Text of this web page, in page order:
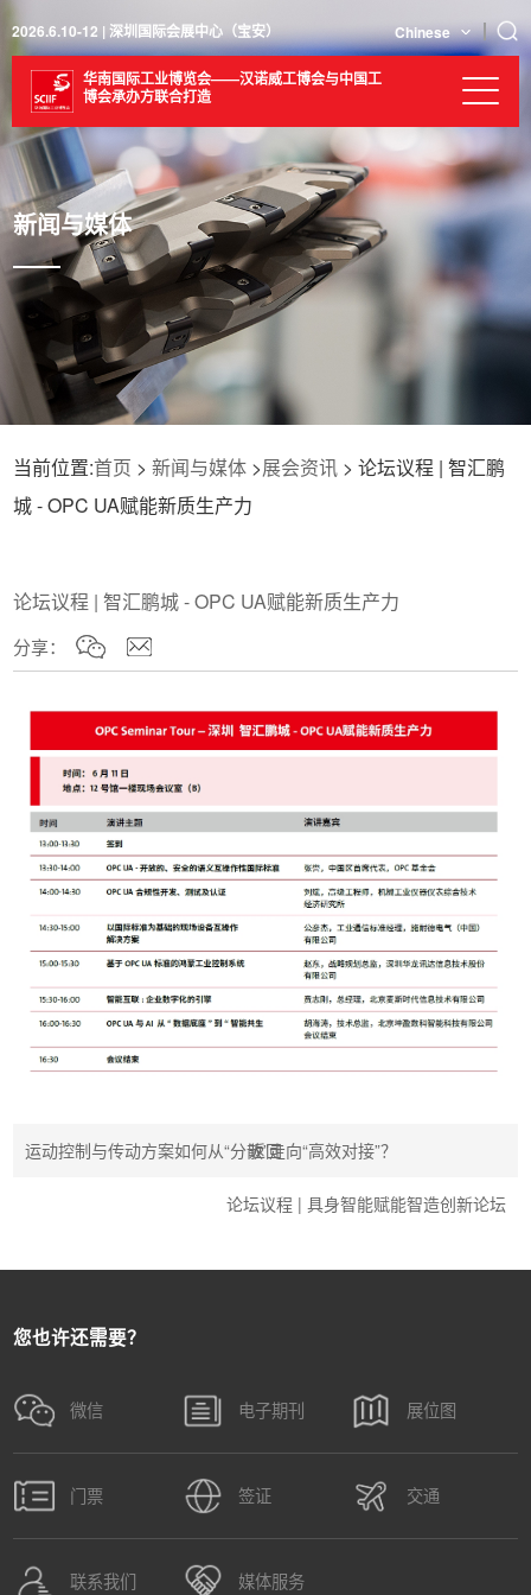
2026.6.10-12 | 深圳国际会展中心（宝安） Chinese
华南国际工业博览会——汉诺威工博会与中国工
博会承办方联合打造
新闻与媒体
当前位置:首页 >新闻与媒体 >展会资讯 > 论坛议程 | 智汇鹏
城 - OPC UA赋能新质生产力
论坛议程 | 智汇鹏城 - OPC UA赋能新质生产力
分享：
运动控制与传动方案如何从“分散”走向“高效对接”？
返回
论坛议程 | 具身智能赋能智造创新论坛
您也许还需要？
微信 电子期刊 展位图
门票 签证 交通
联系我们 媒体服务